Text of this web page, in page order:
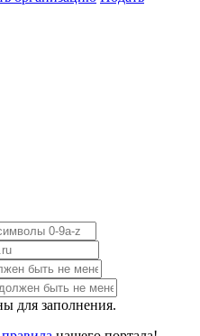
для заполнения.